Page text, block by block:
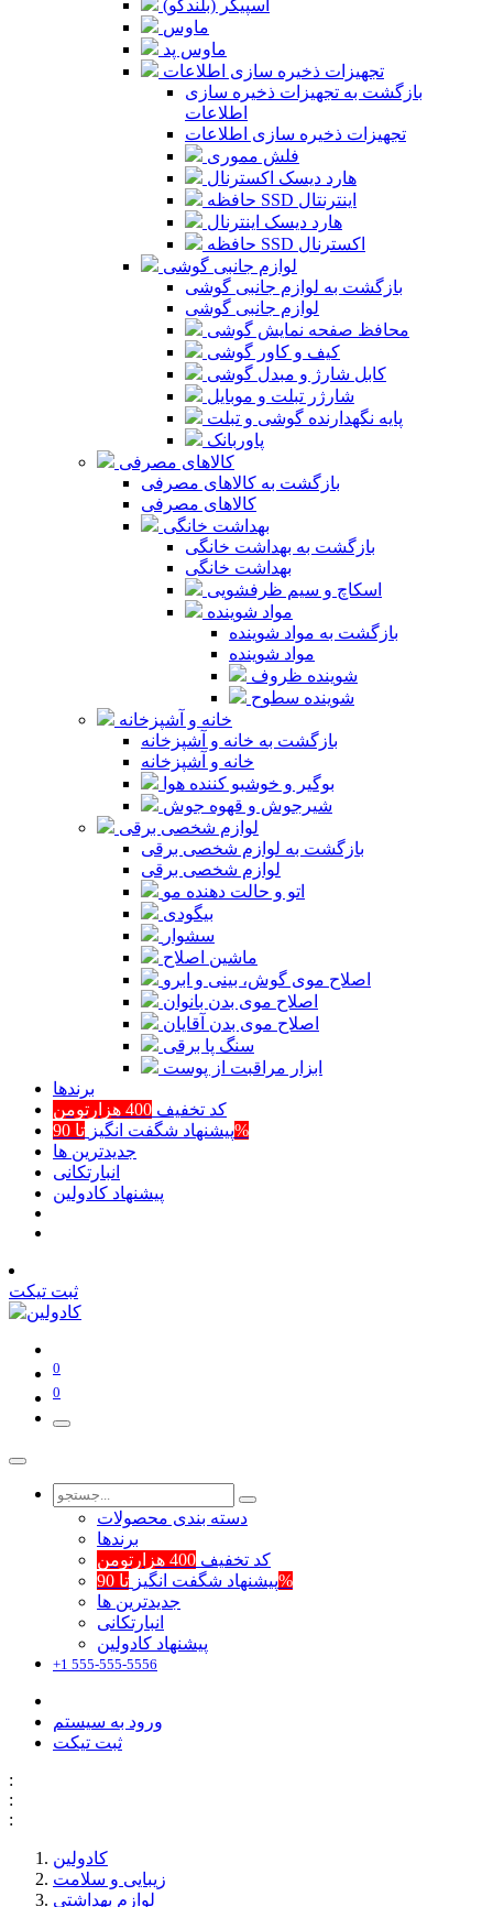
اسپیکر (بلندگو)
ماوس
ماوس پد
تجهیزات ذخیره سازی اطلاعات
بازگشت به تجهیزات ذخیره سازی
اطلاعات
تجهیزات ذخیره سازی اطلاعات
فلش مموری
هارد دیسک اکسترنال
حافظه SSD اینترنتال
هارد دیسک اینترنال
حافظه SSD اکسترنال
لوازم جانبی گوشی
بازگشت به لوازم جانبی گوشی
لوازم جانبی گوشی
محافظ صفحه نمایش گوشی
کیف و کاور گوشی
کابل شارژ و مبدل گوشی
شارژر تبلت و موبایل
پایه نگهدارنده گوشی و تبلت
پاوربانک
کالاهای مصرفی
بازگشت به کالاهای مصرفی
کالاهای مصرفی
بهداشت خانگی
بازگشت به بهداشت خانگی
بهداشت خانگی
اسکاچ و سیم ظرفشویی
مواد شوینده
بازگشت به مواد شوینده
مواد شوینده
شوینده ظروف
شوینده سطوح
خانه و آشپزخانه
بازگشت به خانه و آشپزخانه
خانه و آشپزخانه
بوگیر و خوشبو کننده هوا
شیرجوش و قهوه جوش
لوازم شخصی برقی
بازگشت به لوازم شخصی برقی
لوازم شخصی برقی
اتو و حالت دهنده مو
بیگودی
سشوار
ماشین اصلاح
اصلاح موی گوش، بینی و ابرو
اصلاح موی بدن بانوان
اصلاح موی بدن آقایان
سنگ پا برقی
ابزار مراقبت از پوست
برند‌ها
کد تخفیف 400 هزارتومن
پیشنهاد شگفت انگیزتا 90%
جدیدترین ها
انبارتکانی
پیشنهاد کادولین
ثبت تیکت
0
0
دسته بندی محصولات
برند‌ها
کد تخفیف 400 هزارتومن
پیشنهاد شگفت انگیزتا 90%
جدیدترین ها
انبارتکانی
پیشنهاد کادولین
+1 555-555-5556
ورود به سیستم
ثبت تیکت
:
:
:
کادولین
زیبایی و سلامت
لوازم بهداشتی